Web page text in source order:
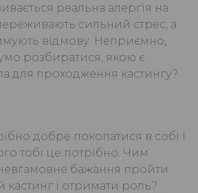
реальна алергія на
сильний стрес, а
відмову. Неприємно,
розбиратися, якою є
для проходження кастингу?
добре покопатися в собі і
тобі це потрібно. Чим
бажання пройти
кастинг і отримати роль?